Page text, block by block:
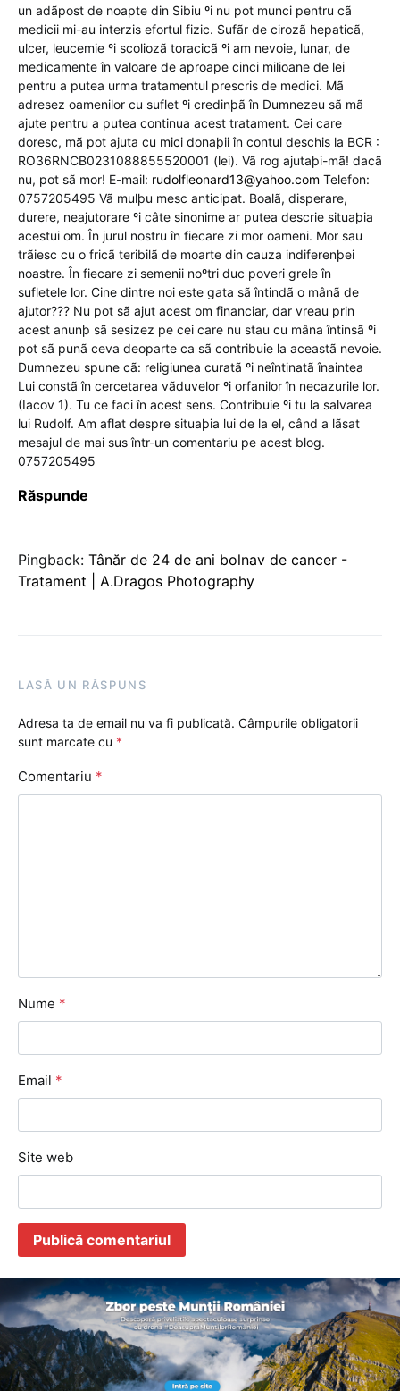
un adãpost de noapte din Sibiu ºi nu pot munci pentru cã
medicii mi-au interzis efortul fizic. Sufãr de cirozã hepaticã,
ulcer, leucemie ºi scoliozã toracicã ºi am nevoie, lunar, de
medicamente în valoare de aproape cinci milioane de lei
pentru a putea urma tratamentul prescris de medici. Mã
adresez oamenilor cu suflet ºi credinþã în Dumnezeu sã mã
ajute pentru a putea continua acest tratament. Cei care
doresc, mã pot ajuta cu mici donaþii în contul deschis la BCR :
RO36RNCB0231088855520001 (lei). Vã rog ajutaþi-mã! dacã
nu, pot sã mor! E-mail: rudolfleonard13@yahoo.com Telefon:
0757205495 Vã mulþu mesc anticipat. Boalã, disperare,
durere, neajutorare ºi câte sinonime ar putea descrie situaþia
acestui om. În jurul nostru în fiecare zi mor oameni. Mor sau
trãiesc cu o fricã teribilã de moarte din cauza indiferenþei
noastre. În fiecare zi semenii noºtri duc poveri grele în
sufletele lor. Cine dintre noi este gata sã întindã o mânã de
ajutor??? Nu pot sã ajut acest om financiar, dar vreau prin
acest anunþ sã sesizez pe cei care nu stau cu mâna întinsã ºi
pot sã punã ceva deoparte ca sã contribuie la aceastã nevoie.
Dumnezeu spune cã: religiunea curatã ºi neîntinatã înaintea
Lui constã în cercetarea vãduvelor ºi orfanilor în necazurile lor.
(Iacov 1). Tu ce faci în acest sens. Contribuie ºi tu la salvarea
lui Rudolf. Am aflat despre situaþia lui de la el, când a lãsat
mesajul de mai sus într-un comentariu pe acest blog.
0757205495
Răspunde
Pingback: Tânăr de 24 de ani bolnav de cancer -
Tratament | A.Dragos Photography
LASĂ UN RĂSPUNS
Adresa ta de email nu va fi publicată. Câmpurile obligatorii
sunt marcate cu *
Comentariu *
Nume *
Email *
Site web